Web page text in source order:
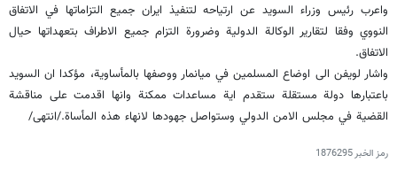
واعرب رئيس وزراء السويد عن ارتياحه لتنفيذ ايران جميع التزاماتها في الاتفاق
النووي وفقا لتقارير الوكالة الدولية وضرورة التزام جميع الاطراف بتعهداتها حيال
الاتفاق.
واشار لويفن الى اوضاع المسلمين في ميانمار ووصفها بالمأساوية، مؤكدا ان السويد
باعتبارها دولة مستقلة ستقدم اية مساعدات ممكنة وانها اقدمت على مناقشة
القضية في مجلس الامن الدولي وستواصل جهودها لانهاء هذه المأساة./انتهى/
رمز الخبر1876295